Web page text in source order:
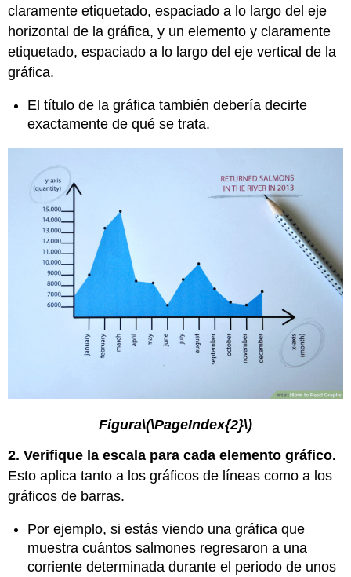
claramente etiquetado, espaciado a lo largo del eje
horizontal de la gráfica, y un elemento y claramente
etiquetado, espaciado a lo largo del eje vertical de la
gráfica.
El título de la gráfica también debería decirte
exactamente de qué se trata.
Figura\(\PageIndex{2}\)
2. Verifique la escala para cada elemento gráfico.
Esto aplica tanto a los gráficos de líneas como a los
gráficos de barras.
Por ejemplo, si estás viendo una gráfica que
muestra cuántos salmones regresaron a una
corriente determinada durante el periodo de unos